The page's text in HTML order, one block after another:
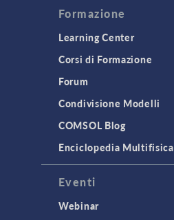
Formazione
Learning Center
Corsi di Formazione
Forum
Condivisione Modelli
COMSOL Blog
Enciclopedia Multifisica
Eventi
Webinar